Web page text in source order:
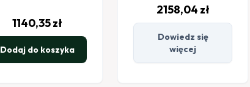
1140,35zł
Dodaj do koszyka
2158,04 zł
Dowiedz się
więcej